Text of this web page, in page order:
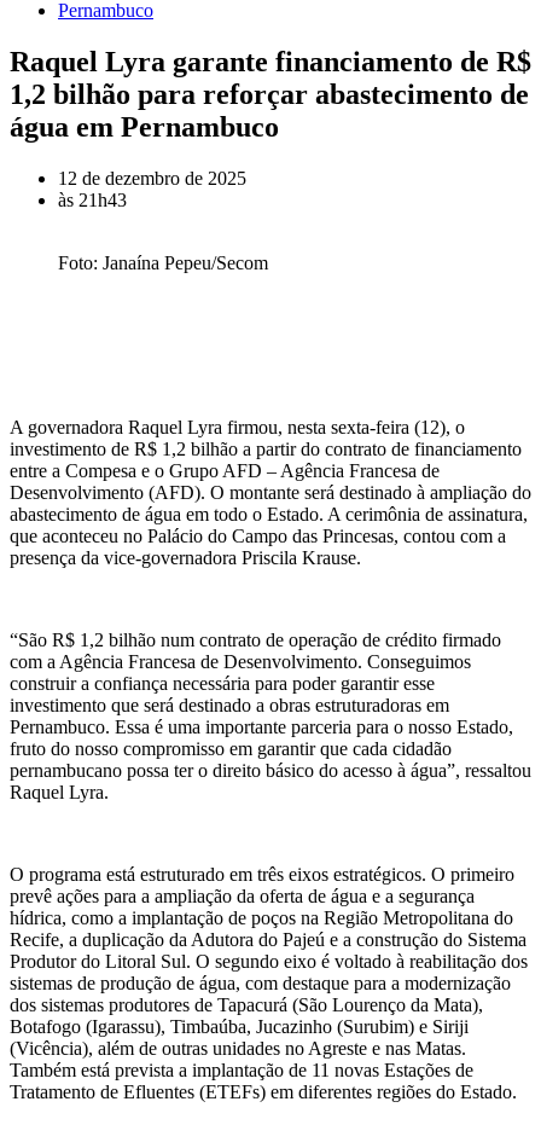
Pernambuco
Raquel Lyra garante financiamento de R$
1,2 bilhão para reforçar abastecimento de
água em Pernambuco
12 de dezembro de 2025
às 21h43
Foto: Janaína Pepeu/Secom
A governadora Raquel Lyra firmou, nesta sexta-feira (12), o
investimento de R$ 1,2 bilhão a partir do contrato de financiamento
entre a Compesa e o Grupo AFD – Agência Francesa de
Desenvolvimento (AFD). O montante será destinado à ampliação do
abastecimento de água em todo o Estado. A cerimônia de assinatura,
que aconteceu no Palácio do Campo das Princesas, contou com a
presença da vice-governadora Priscila Krause.
“São R$ 1,2 bilhão num contrato de operação de crédito firmado
com a Agência Francesa de Desenvolvimento. Conseguimos
construir a confiança necessária para poder garantir esse
investimento que será destinado a obras estruturadoras em
Pernambuco. Essa é uma importante parceria para o nosso Estado,
fruto do nosso compromisso em garantir que cada cidadão
pernambucano possa ter o direito básico do acesso à água”, ressaltou
Raquel Lyra.
O programa está estruturado em três eixos estratégicos. O primeiro
prevê ações para a ampliação da oferta de água e a segurança
hídrica, como a implantação de poços na Região Metropolitana do
Recife, a duplicação da Adutora do Pajeú e a construção do Sistema
Produtor do Litoral Sul. O segundo eixo é voltado à reabilitação dos
sistemas de produção de água, com destaque para a modernização
dos sistemas produtores de Tapacurá (São Lourenço da Mata),
Botafogo (Igarassu), Timbaúba, Jucazinho (Surubim) e Siriji
(Vicência), além de outras unidades no Agreste e nas Matas.
Também está prevista a implantação de 11 novas Estações de
Tratamento de Efluentes (ETEFs) em diferentes regiões do Estado.